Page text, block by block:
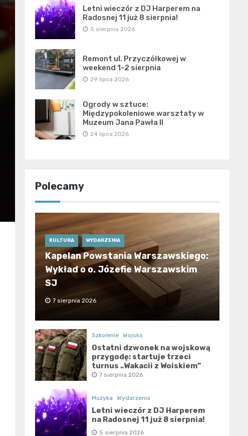
Letni wieczór z DJ Harperem na
Radosnej 11 już 8 sierpnia!
5 sierpnia 2026
Remont ul. Przyczółkowej w
weekend 1-2 sierpnia
29 lipca 2026
Ogrody w sztuce:
Międzypokoleniowe warsztaty w
Muzeum Jana Pawła II
24 lipca 2026
Polecamy
KULTURA WYDARZENIA
Kapelan Powstania Warszawskiego:
Wykład o o. Józefie Warszawskim
SJ
7 sierpnia 2026
Szkolenie Wojsko
Ostatni dzwonek na wojskową
przygodę: startuje trzeci
turnus „Wakacji z Wojskiem”
7 sierpnia 2026
Muzyka Wydarzenia
Letni wieczór z DJ Harperem
na Radosnej 11 już 8 sierpnia!
5 sierpnia 2026